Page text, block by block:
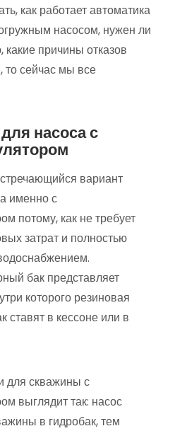
как работает автоматика
насосом, нужен ли
какие причины отказов
то сейчас мы все
насоса с
вариант
именно с
потому, как не требует
затрат и полностью
бак представляет
которого резиновая
ставят в кессоне или в
для скважины с
выглядит так: насос
в гидробак, тем